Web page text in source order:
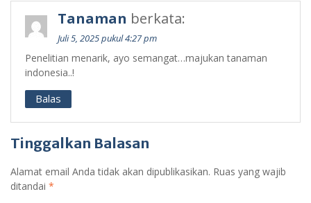
Tanaman berkata:
Juli 5, 2025 pukul 4:27 pm
Penelitian menarik, ayo semangat…majukan tanaman
indonesia..!
Balas
Tinggalkan Balasan
Alamat email Anda tidak akan dipublikasikan. Ruas yang wajib
ditandai *